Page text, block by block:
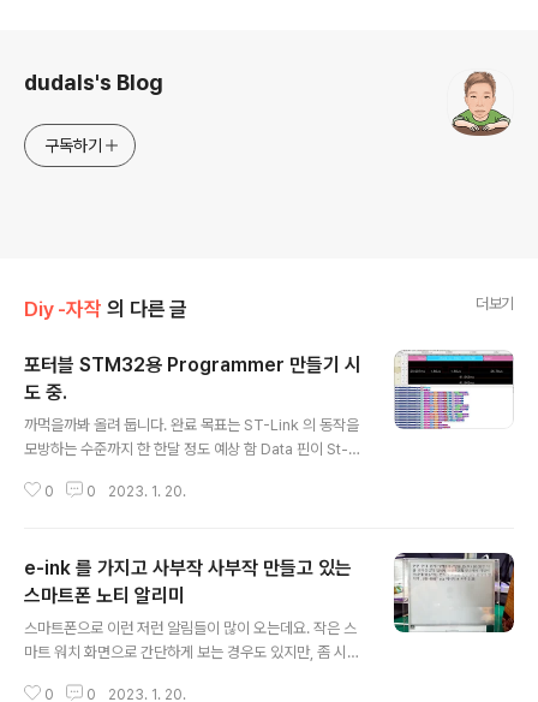
dudals's Blog
구독하기
Diy -자작 의 다른 글 더보기
포터블 STM32용 Programmer 만들기 시
도 중.
까먹을까봐 올려 둡니다. 완료 목표는 ST-Link 의 동작을
모방하는 수준까지 한 한달 정도 예상 함 Data 핀이 St-Li
우인지를 찾는 것이 관건인 것으로 보임 SWD관련 자료 찾
용 포터블 Programmer 만들기 구상 : M5stack 를 이
용해서 저장된 Hex 나 bin 파일을 STM32F4, STM32
F7 시리즈에 직접 다운로드 할 수 있도록 한다. Jtag 말고
SWD 를 이용한다. I2C와 비슷하게 Clock 과 Data 만 사
용 함 로직 및 프로토콜 아날라이져를 이용해서 ST_Link
의 동작을 분석해서 직접..
0 0 2023. 1. 20.
e-ink 를 가지고 사부작 사부작 만들고 있는
스마트폰 노티 알리미
스마트폰으로 이런 저런 알림들이 많이 오는데요. 작은 스
마트 워치 화면으로 간단하게 보는 경우도 있지만, 좀 시원
0 0 2023. 1. 20.